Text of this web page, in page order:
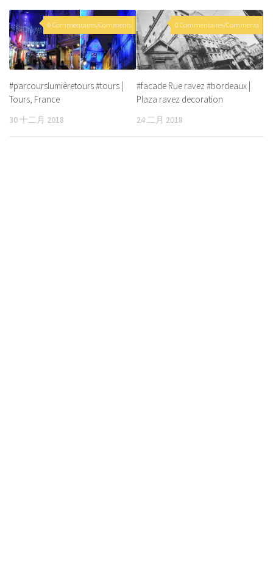
0 Commentaires/Comments
#parcourslumièretours #tours |
Tours, France
30 十二月 2018
0 Commentaires/Comments
#facade Rue ravez #bordeaux |
Plaza ravez decoration
24 二月 2018